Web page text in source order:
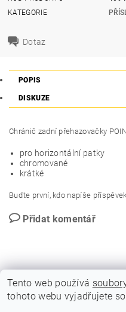
KATEGORIE
Dotaz
POPIS
DISKUZE
Chránič zadní přehazovačky
pro horizontální patky
chromované
krátké
Buďte první, kdo napíše
Přidat komentář
Tento web používá
tohoto webu vyjadřujete